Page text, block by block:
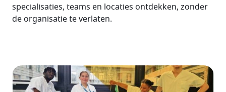
specialisaties, teams en locaties ontdekken, zonder
de organisatie te verlaten.